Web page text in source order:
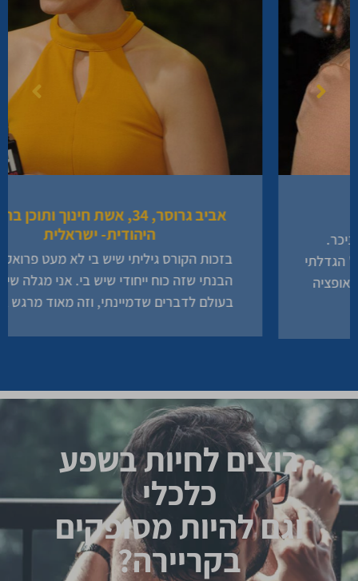
אביב גרוסר, 34, אשת חינוך ותוכן בתרבות
היהודית- ישראלית
בזכות הקורס גיליתי שיש בי לא מעט פרואקטיביות.
הבנתי שזה כוח ייחודי שיש בי. אני מגלה שיש מקום
בעולם לדברים שדמיינתי, וזה מאוד מרגש אותי. ...
רוצים לחיות בשפע
כלכלי
וגם להיות מסופקים
בקריירה?